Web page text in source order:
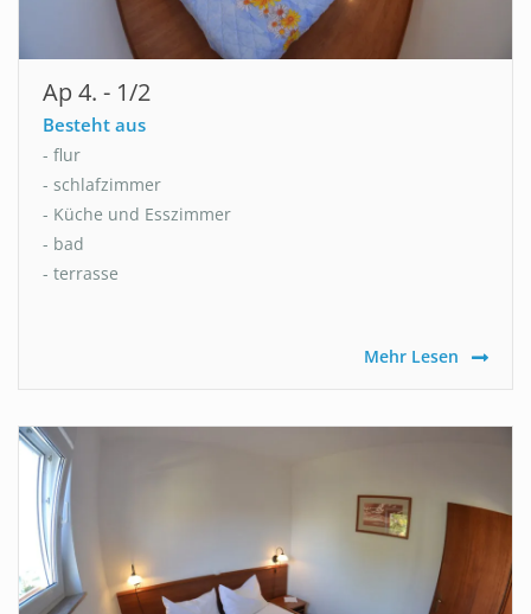
Ap 4. - 1/2
Besteht aus
- flur
- schlafzimmer
- Küche und Esszimmer
- bad
- terrasse
Mehr Lesen